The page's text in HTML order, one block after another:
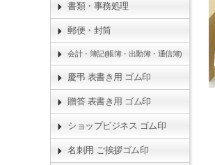
書類・事務処理
郵便・封筒
会計・簿記(帳簿・出勤簿・通信簿)
慶弔 表書き用 ゴム印
贈答 表書き用 ゴム印
ショップビジネス ゴム印
名刺用 ご挨拶ゴム印